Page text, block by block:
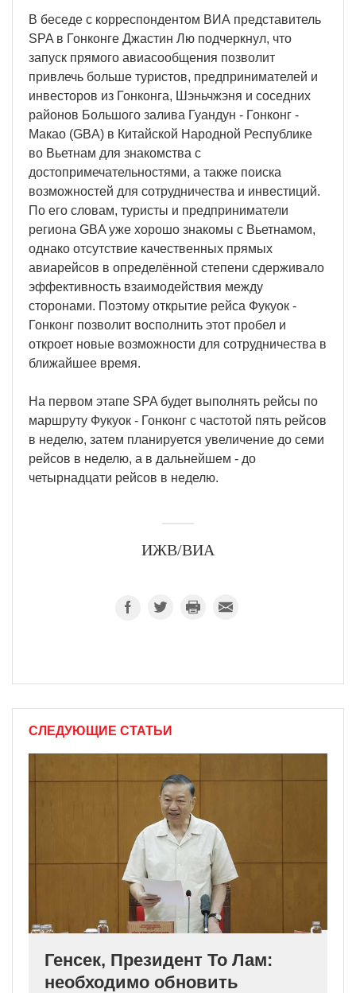
В беседе с корреспондентом ВИА представитель
SPA в Гонконге Джастин Лю подчеркнул, что
запуск прямого авиасообщения позволит
привлечь больше туристов, предпринимателей и
инвесторов из Гонконга, Шэньчжэня и соседних
районов Большого залива Гуандун - Гонконг -
Макао (GBA) в Китайской Народной Республике
во Вьетнам для знакомства с
достопримечательностями, а также поиска
возможностей для сотрудничества и инвестиций.
По его словам, туристы и предприниматели
региона GBA уже хорошо знакомы с Вьетнамом,
однако отсутствие качественных прямых
авиарейсов в определённой степени сдерживало
эффективность взаимодействия между
сторонами. Поэтому открытие рейса Фукуок -
Гонконг позволит восполнить этот пробел и
откроет новые возможности для сотрудничества в
ближайшее время.
На первом этапе SPA будет выполнять рейсы по
маршруту Фукуок - Гонконг с частотой пять рейсов
в неделю, затем планируется увеличение до семи
рейсов в неделю, а в дальнейшем - до
четырнадцати рейсов в неделю.
ИЖВ/ВИА
СЛЕДУЮЩИЕ СТАТЬИ
Генсек, Президент То Лам:
необходимо обновить